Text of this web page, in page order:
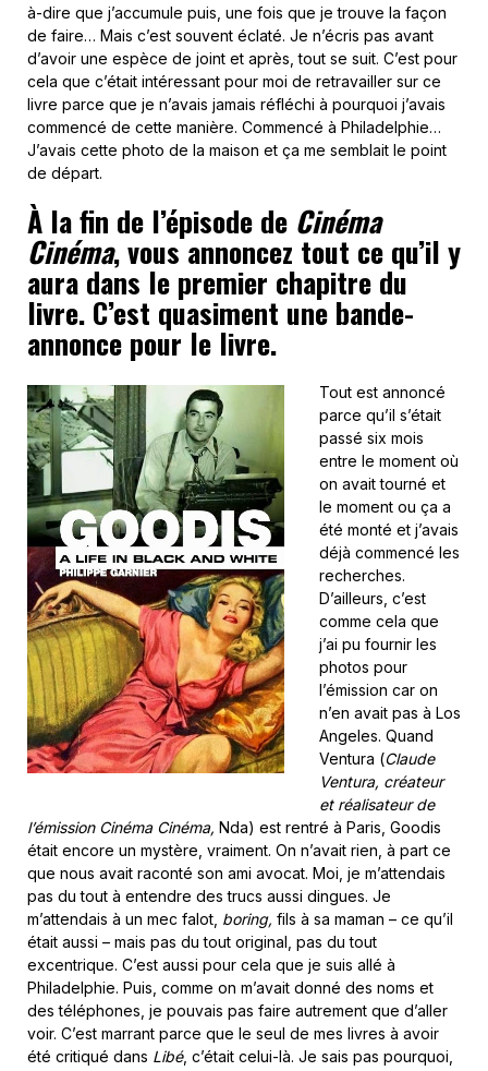
à-dire que j’accumule puis, une fois que je trouve la façon
de faire… Mais c’est souvent éclaté. Je n’écris pas avant
d’avoir une espèce de joint et après, tout se suit. C’est pour
cela que c’était intéressant pour moi de retravailler sur ce
livre parce que je n’avais jamais réfléchi à pourquoi j’avais
commencé de cette manière. Commencé à Philadelphie…
J’avais cette photo de la maison et ça me semblait le point
de départ.
À la fin de l’épisode de Cinéma
Cinéma, vous annoncez tout ce qu’il y
aura dans le premier chapitre du
livre. C’est quasiment une bande-
annonce pour le livre.
Tout est annoncé
parce qu’il s’était
passé six mois
entre le moment où
on avait tourné et
le moment ou ça a
été monté et j’avais
déjà commencé les
recherches.
D’ailleurs, c’est
comme cela que
j’ai pu fournir les
photos pour
l’émission car on
n’en avait pas à Los
Angeles. Quand
Ventura (Claude
Ventura, créateur
et réalisateur de
l’émission Cinéma Cinéma, Nda) est rentré à Paris, Goodis
était encore un mystère, vraiment. On n’avait rien, à part ce
que nous avait raconté son ami avocat. Moi, je m’attendais
pas du tout à entendre des trucs aussi dingues. Je
m’attendais à un mec falot, boring, fils à sa maman – ce qu’il
était aussi – mais pas du tout original, pas du tout
excentrique. C’est aussi pour cela que je suis allé à
Philadelphie. Puis, comme on m’avait donné des noms et
des téléphones, je pouvais pas faire autrement que d’aller
voir. C’est marrant parce que le seul de mes livres à avoir
été critiqué dans Libé, c’était celui-là. Je sais pas pourquoi,